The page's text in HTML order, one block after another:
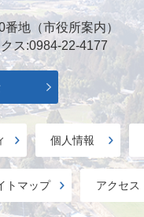
地（市役所案内）
ス:0984-22-4177
個人情報
トマップ アクセス